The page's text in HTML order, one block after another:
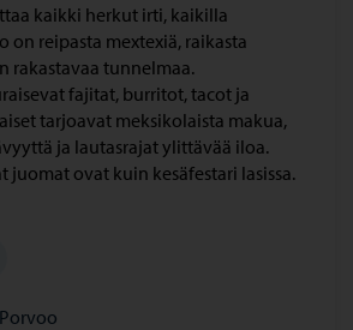
kaikki herkut irti, kaikilla
on reipasta mextexiä, raikasta
rakastavaa tunnelmaa.
fajitat, burritot, tacot ja
tarjoavat meksikolaista makua,
ja lautasrajat ylittävää iloa.
juomat ovat kuin kesäfestari lasissa.